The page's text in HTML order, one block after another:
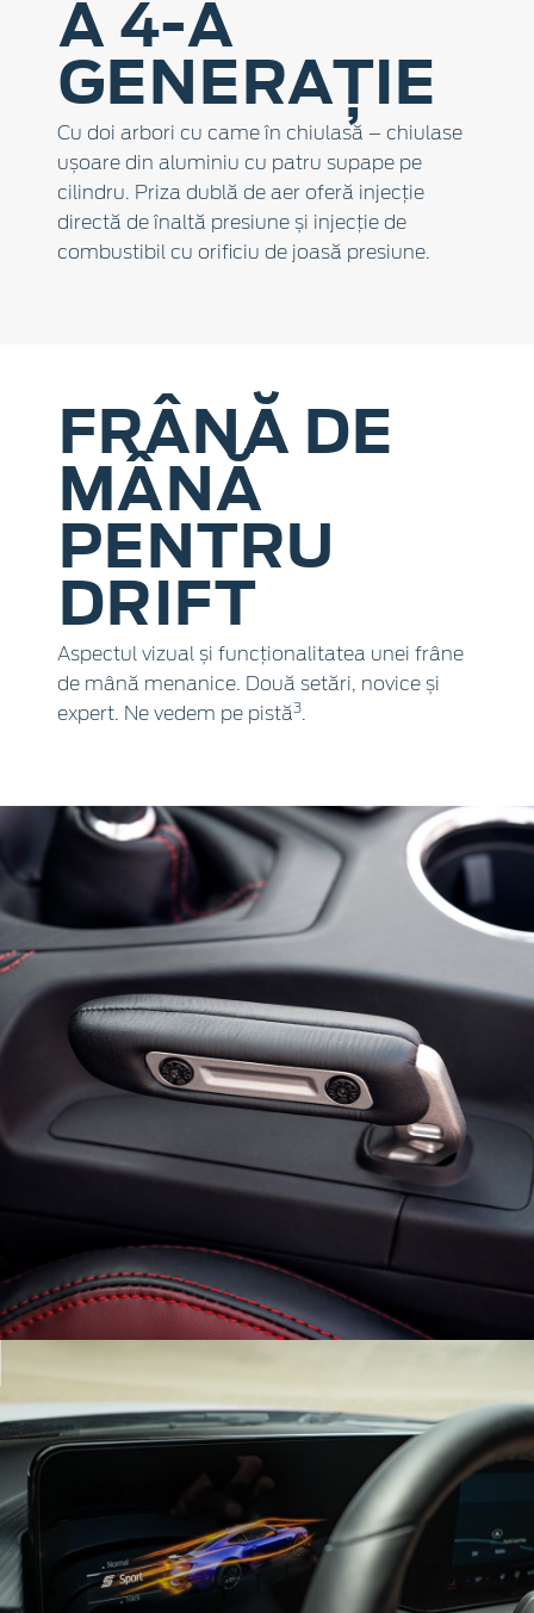
A 4-A
GENERAȚIE
Cu doi arbori cu came în chiulasă – chiulase
ușoare din aluminiu cu patru supape pe
cilindru. Priza dublă de aer oferă injecție
directă de înaltă presiune și injecție de
combustibil cu orificiu de joasă presiune.
FRÂNĂ DE
MÂNĂ
PENTRU
DRIFT
Aspectul vizual și funcționalitatea unei frâne
de mână menanice. Două setări, novice și
expert. Ne vedem pe pistă3.